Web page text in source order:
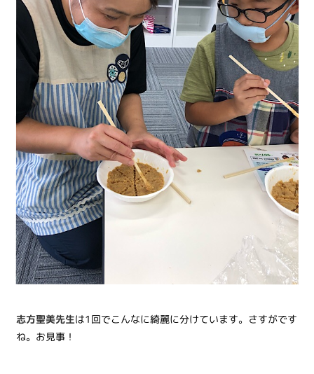
志方聖美先生は1回でこんなに綺麗に分けています。さすがです
ね。お見事！